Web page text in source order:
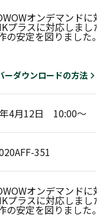
オンデマンドに
プラスに対応しました
の安定を図りました。
ーダウンロードの方法
4月12日 10:00～
351
オンデマンドに
プラスに対応しました
の安定を図りました。